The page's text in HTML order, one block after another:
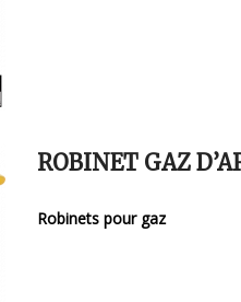
ROBINET GAZ
Robinets pour gaz